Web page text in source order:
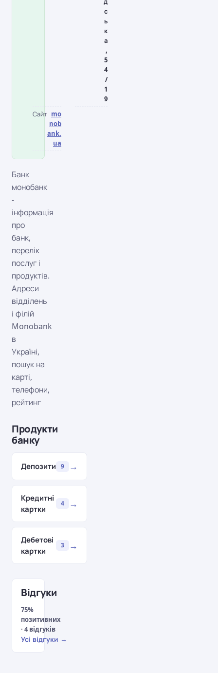
с
ь
к
а
,
5
4
/
1
9
Сайт mo
nob
ank.
ua
Банк
монобанк
-
інформація
про
банк,
перелік
послуг і
продуктів.
Адреси
відділень
і філій
Monobank
в
Україні,
пошук на
карті,
телефони,
рейтинг
Продукти
банку
Депозити 9 →
Кредитні
картки
4 →
Дебетові
картки
3 →
Відгуки
75%
позитивних
· 4 відгуків
Усі відгуки →